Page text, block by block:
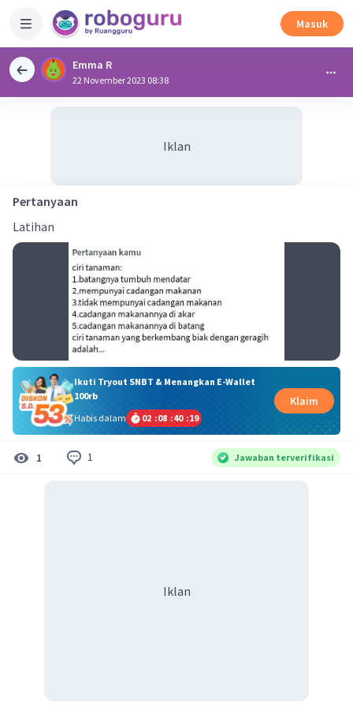
Masuk
Emma R
22 November 2023 08:38
Iklan
Pertanyaan
Latihan
Ikuti Tryout SNBT & Menangkan E-Wallet
100rb
Habis dalam
02 :08 :40 :18
Klaim
1 1 Jawaban terverifikasi
Iklan